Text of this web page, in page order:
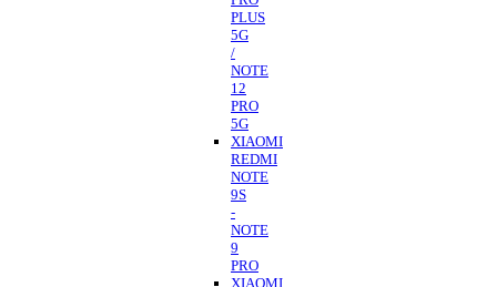
PLUS
5G
/
NOTE
12
PRO
5G
XIAOMI
REDMI
NOTE
9S
-
NOTE
9
PRO
XIAOMI